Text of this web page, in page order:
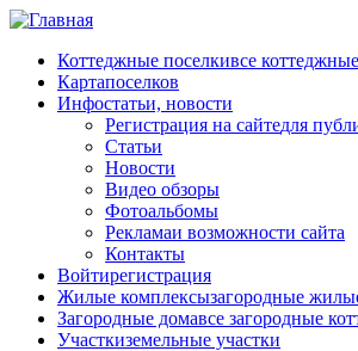
Перейти к основному содержанию
Коттеджные поселкивсе
Картапоселков
Инфостатьи, новости
Регистрация на сайтедля
Статьи
Новости
Видео обзоры
Фотоальбомы
Рекламаи возможности сайта
Контакты
Войтирегистрация
Жилые комплексызагородные
Загородные домавсе загородные
Участкиземельные участки